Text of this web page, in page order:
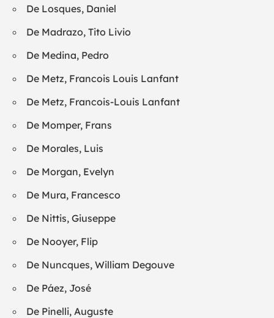
De Losques, Daniel
De Madrazo, Tito Livio
De Medina, Pedro
De Metz, Francois Louis Lanfant
De Metz, Francois-Louis Lanfant
De Momper, Frans
De Morales, Luis
De Morgan, Evelyn
De Mura, Francesco
De Nittis, Giuseppe
De Nooyer, Flip
De Nuncques, William Degouve
De Páez, José
De Pinelli, Auguste